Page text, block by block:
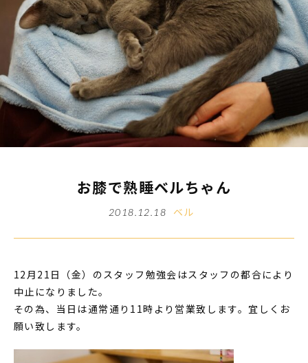
お膝で熟睡ベルちゃん
2018.12.18 ベル
12月21日（金）のスタッフ勉強会はスタッフの都合により
中止になりました。
その為、当日は通常通り11時より営業致します。宜しくお
願い致します。